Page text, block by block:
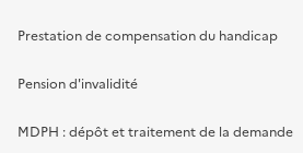
Prestation de compensation du handicap
Pension d'invalidité
MDPH : dépôt et traitement de la demande